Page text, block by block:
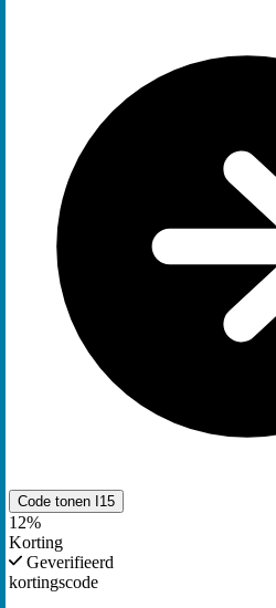
Code tonen I15
12%
Korting
Geverifieerd
kortingscode